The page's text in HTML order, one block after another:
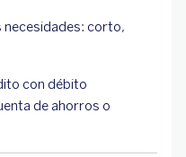
necesidades: corto,
con débito
de ahorros o